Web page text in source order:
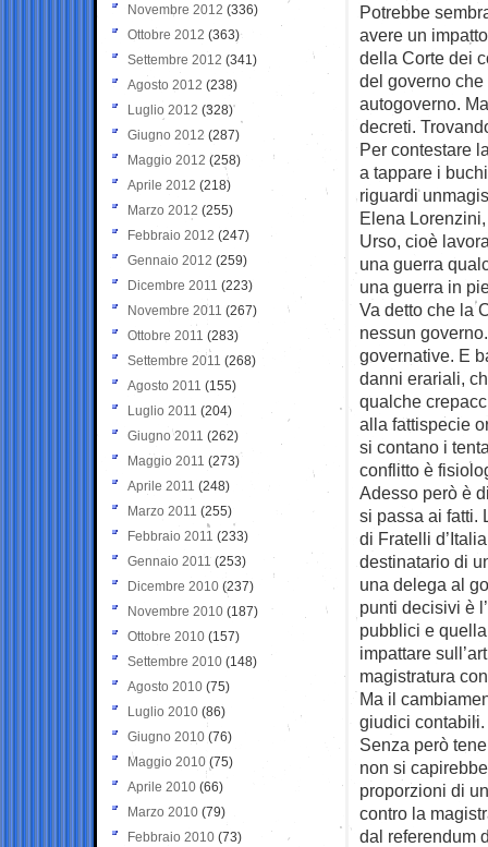
Potrebbe
avere un
della Corte dei
del governo
autogoverno.
decreti.
Per contestare
a tappare i
riguardi
Elena
Urso, cioè
una guerra
una guerra in
Va detto che la
nessun
governative. E
danni erariali,
qualche
alla fattispecie
si contano i
conflitto è
Adesso però è
si passa ai fatti.
di Fratelli
destinatario di
una delega al
punti decisivi è
pubblici e
impattare
magistratura
Ma il
giudici contabili.
Senza però
non si
proporzioni di
contro la
dal referendum
Novembre 2012 (336)
Ottobre 2012 (363)
Settembre 2012 (341)
Agosto 2012 (238)
Luglio 2012 (328)
Giugno 2012 (287)
Maggio 2012 (258)
Aprile 2012 (218)
Marzo 2012 (255)
Febbraio 2012 (247)
Gennaio 2012 (259)
Dicembre 2011 (223)
Novembre 2011 (267)
Ottobre 2011 (283)
Settembre 2011 (268)
Agosto 2011 (155)
Luglio 2011 (204)
Giugno 2011 (262)
Maggio 2011 (273)
Aprile 2011 (248)
Marzo 2011 (255)
Febbraio 2011 (233)
Gennaio 2011 (253)
Dicembre 2010 (237)
Novembre 2010 (187)
Ottobre 2010 (157)
Settembre 2010 (148)
Agosto 2010 (75)
Luglio 2010 (86)
Giugno 2010 (76)
Maggio 2010 (75)
Aprile 2010 (66)
Marzo 2010 (79)
Febbraio 2010 (73)